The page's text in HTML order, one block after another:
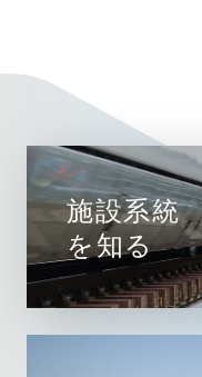
施設系統
を知る